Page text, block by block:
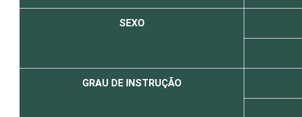
SEXO
GRAU DE INSTRUÇÃO